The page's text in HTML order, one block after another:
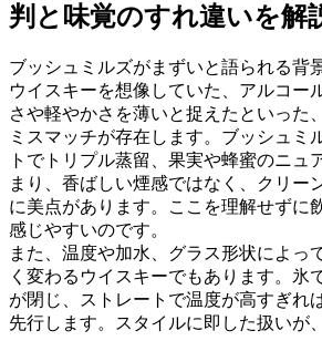
判と味覚のすれ違いを解
ブッシュミルズがまずいと語られる背
ウイスキーを想像していた、アルコー
さや軽やかさを薄いと捉えたといった
ミスマッチが存在します。ブッシュミ
トでトリプル蒸留、果実や蜂蜜のニュ
まり、香ばしい煙感ではなく、クリー
に美点があります。ここを理解せずに
感じやすいのです。
また、温度や加水、グラス形状によっ
く変わるウイスキーでもあります。氷
が閉じ、ストレートで温度が高すぎれ
先行します。スタイルに即した扱いが